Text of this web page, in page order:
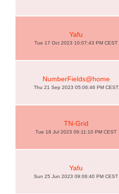
Yafu
Tue 17 Oct 2023 10:07:43 PM CEST
NumberFields@home
Thu 21 Sep 2023 05:06:46 PM CEST
TN-Grid
Tue 18 Jul 2023 06:11:10 PM CEST
Yafu
Sun 25 Jun 2023 09:06:40 PM CEST